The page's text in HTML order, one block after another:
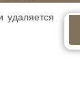
удаляется